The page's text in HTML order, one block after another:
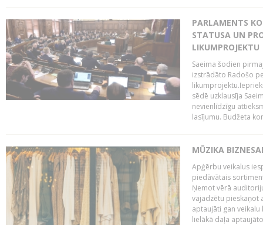
PARLAMENTS
STATUSA UN
LIKUMPROJEKTU
Saeima šodien
izstrādāto Radošo
sēdē uzklausīja
nevienlīdzīgu
lasījumu. Budžeta
MŪZIKA
Apģērbu veikalus
piedāvātais
Ņemot vērā
vajadzētu pieskaņot
aptaujāti gan
lielākā daļa